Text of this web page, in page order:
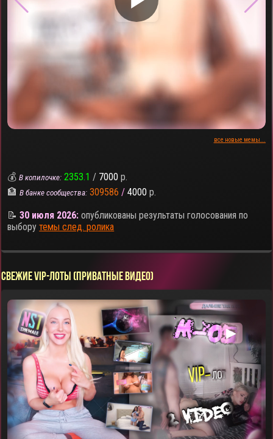
все новые мемы...
💰В копилочке: 2353.1 / 7000 р.
🏦В банке сообщества: 309586 / 4000 р.
📝30 июля 2026: опубликованы результаты голосования по
выборутемы след. ролика
СВЕЖИЕ VIP-ЛОТЫ (ПРИВАТНЫЕ ВИДЕО)
▶